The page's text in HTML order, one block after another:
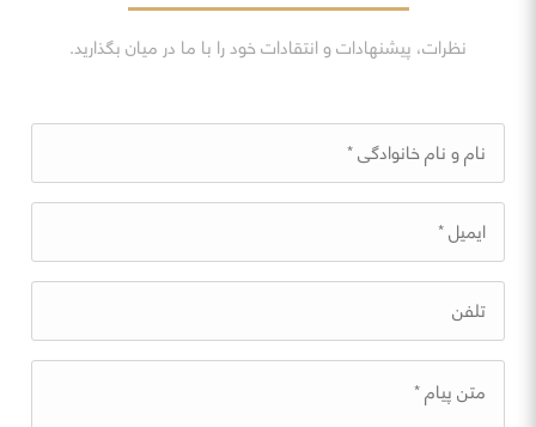
نظرات، پیشنهادات و انتقادات خود را با ما در میان بگذارید.